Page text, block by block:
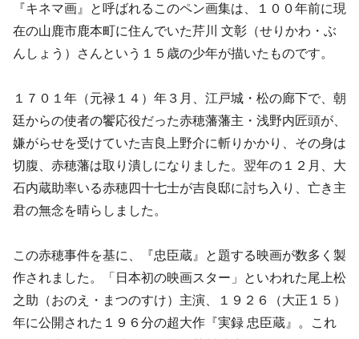
『キネマ画』と呼ばれるこのペン画集は、１００年前に現
在の山鹿市鹿本町に住んでいた芹川 文彰（せりかわ・ぶ
んしょう）さんという１５歳の少年が描いたものです。
１７０１年（元禄１４）年３月、江戸城・松の廊下で、朝
廷からの使者の饗応役だった赤穂藩藩主・浅野内匠頭が、
嫌がらせを受けていた吉良上野介に斬りかかり、その身は
切腹、赤穂藩は取り潰しになりました。翌年の１２月、大
石内蔵助率いる赤穂四十七士が吉良邸に討ち入り、亡き主
君の無念を晴らしました。
この赤穂事件を基に、『忠臣蔵』と題する映画が数多く製
作されました。「日本初の映画スター」といわれた尾上松
之助（おのえ・まつのすけ）主演、１９２６（大正１５）
年に公開された１９６分の超大作『実録 忠臣蔵』。これ